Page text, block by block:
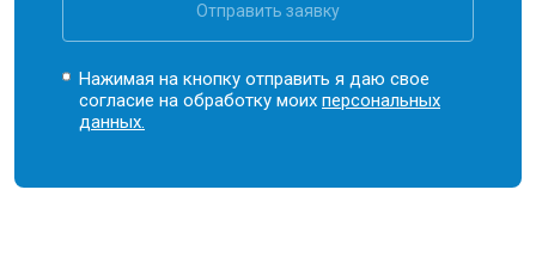
Отправить заявку
Нажимая на кнопку отправить я даю свое
согласие на обработку моихперсональных
данных.